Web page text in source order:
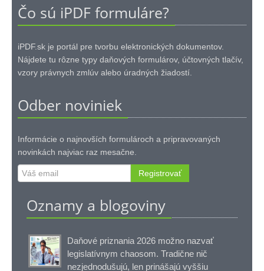
Čo sú iPDF formuláre?
iPDF.sk je portál pre tvorbu elektronických dokumentov.
Nájdete tu rôzne typy daňových formulárov, účtovných tlačív,
vzory právnych zmlúv alebo úradných žiadostí.
Odber noviniek
Informácie o najnovších formulároch a pripravovaných
novinkách najviac raz mesačne.
Registrovať
Oznamy a blogoviny
Daňové priznania 2026 možno nazvať
legislatívnym chaosom. Tradične nič
nezjednodušujú, len prinášajú vyššiu